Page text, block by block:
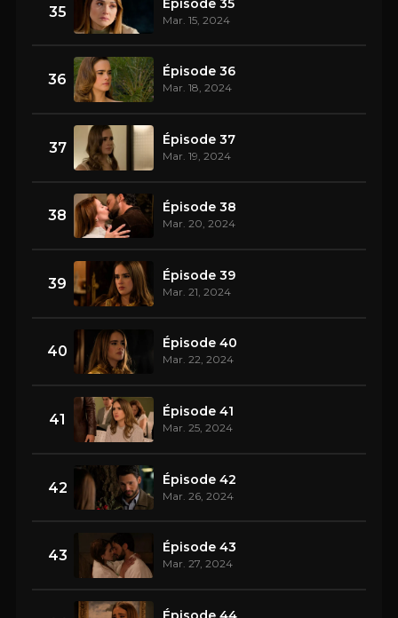
35 Mar. 15, 2024
36 Épisode 36
Mar. 18, 2024
37 Épisode 37
Mar. 19, 2024
38 Épisode 38
Mar. 20, 2024
39 Épisode 39
Mar. 21, 2024
40 Épisode 40
Mar. 22, 2024
41 Épisode 41
Mar. 25, 2024
42 Épisode 42
Mar. 26, 2024
43 Épisode 43
Mar. 27, 2024